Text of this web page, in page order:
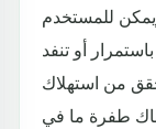
للمستخدم
أو تنفد
من استهلاك
طفرة ما في